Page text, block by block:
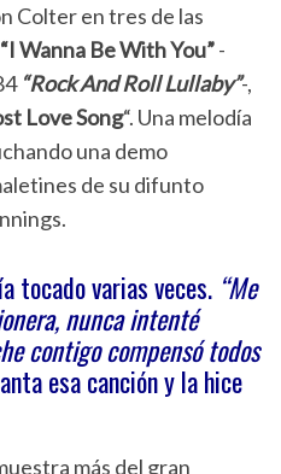
Colter en tres de las
“I Wanna Be With You”-
“Rock And Roll Lullaby”-,
Love Song“. Una melodía
una demo
de su difunto
tocado varias veces. “Me
nunca intenté
contigo compensó todos
esa canción y la hice
más del gran